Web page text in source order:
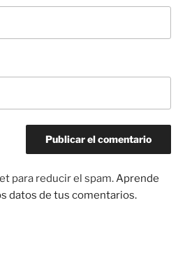
para reducir el spam.Aprende
datos de tus comentarios.